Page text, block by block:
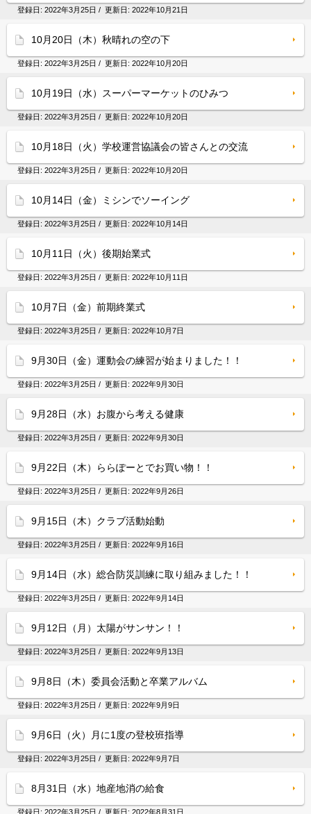
登録日: 2022年3月25日 / 更新日: 2022年10月21日
10月20日（木）秋晴れの空の下
登録日: 2022年3月25日 / 更新日: 2022年10月20日
10月19日（水）スーパーマーケットのひみつ
登録日: 2022年3月25日 / 更新日: 2022年10月20日
10月18日（火）学校運営協議会の皆さんとの交流
登録日: 2022年3月25日 / 更新日: 2022年10月20日
10月14日（金）ミシンでソーイング
登録日: 2022年3月25日 / 更新日: 2022年10月14日
10月11日（火）後期始業式
登録日: 2022年3月25日 / 更新日: 2022年10月11日
10月7日（金）前期終業式
登録日: 2022年3月25日 / 更新日: 2022年10月7日
9月30日（金）運動会の練習が始まりました！！
登録日: 2022年3月25日 / 更新日: 2022年9月30日
9月28日（水）お腹から考える健康
登録日: 2022年3月25日 / 更新日: 2022年9月30日
9月22日（木）ららぽーとでお買い物！！
登録日: 2022年3月25日 / 更新日: 2022年9月26日
9月15日（木）クラブ活動始動
登録日: 2022年3月25日 / 更新日: 2022年9月16日
9月14日（水）総合防災訓練に取り組みました！！
登録日: 2022年3月25日 / 更新日: 2022年9月14日
9月12日（月）太陽がサンサン！！
登録日: 2022年3月25日 / 更新日: 2022年9月13日
9月8日（木）委員会活動と卒業アルバム
登録日: 2022年3月25日 / 更新日: 2022年9月9日
9月6日（火）月に1度の登校班指導
登録日: 2022年3月25日 / 更新日: 2022年9月7日
8月31日（水）地産地消の給食
登録日: 2022年3月25日 / 更新日: 2022年8月31日